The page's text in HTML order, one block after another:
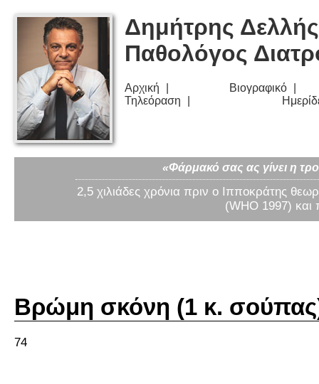
Δημήτρης
Παθολόγος
Αρχική
Βιογραφικό
Τηλεόραση
«Φάρμακό σας ας γίνει η
2,5 χιλιάδες χρόνια πριν ο Ιπποκράτης
(WHO 1997) και
Βρώμη σκόνη (1 κ.
74